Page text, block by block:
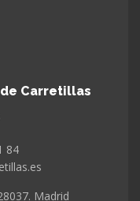
Carretillas
84
Madrid